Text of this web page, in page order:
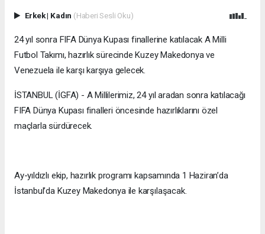
Erkek| Kadın (Haberi Sesli Oku)
24 yıl sonra FIFA Dünya Kupası finallerine katılacak A Milli
Futbol Takımı, hazırlık sürecinde Kuzey Makedonya ve
Venezuela ile karşı karşıya gelecek.
İSTANBUL (İGFA) - A Millilerimiz, 24 yıl aradan sonra katılacağı
FIFA Dünya Kupası finalleri öncesinde hazırlıklarını özel
maçlarla sürdürecek.
Ay-yıldızlı ekip, hazırlık programı kapsamında 1 Haziran’da
İstanbul’da Kuzey Makedonya ile karşılaşacak.